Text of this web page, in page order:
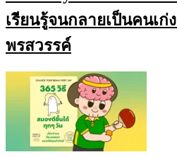
เรียนรู้จนกลายเป็นคนเก่
พรสวรรค์